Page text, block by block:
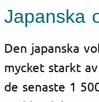
Japanska
Den japanska
mycket starkt
de senaste 1